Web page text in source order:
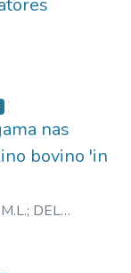
nas
bovino 'in
; DEL